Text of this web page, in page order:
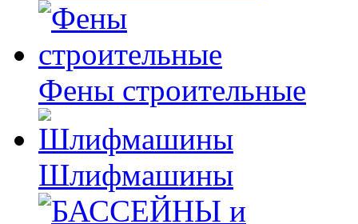
Фены строительные
Шлифмашины